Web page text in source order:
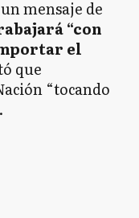
mensaje de
“con
el
que
“tocando